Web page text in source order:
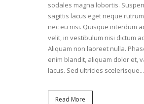
sodales magna lobortis.
sagittis lacus eget neque
nec eu nisi. Quisque interdum
velit, in vestibulum nisi dictum
Aliquam non laoreet nulla.
enim blandit, aliquam dolor et,
lacus. Sed ultricies scelerisque...
Read More